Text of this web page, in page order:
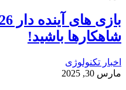
شاهکارها باشید!
اخبار تکنولوژی
مارس 30, 2025